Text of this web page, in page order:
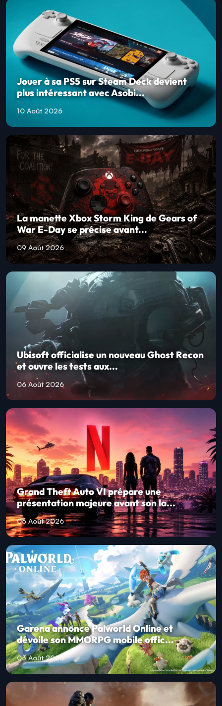
Jouer à sa PS5 sur Steam Deck devient
plus intéressant avec Asobi...
10 Août 2026
La manette Xbox Storm King de Gears of
War E-Day se précise avant...
09 Août 2026
Ubisoft officialise un nouveau Ghost Recon
et ouvre les tests aux...
06 Août 2026
Grand Theft Auto VI prépare une
présentation majeure avant son la...
06 Août 2026
Garena annonce Palworld Online et
dévoile son MMORPG mobile offic...
03 Août 2026